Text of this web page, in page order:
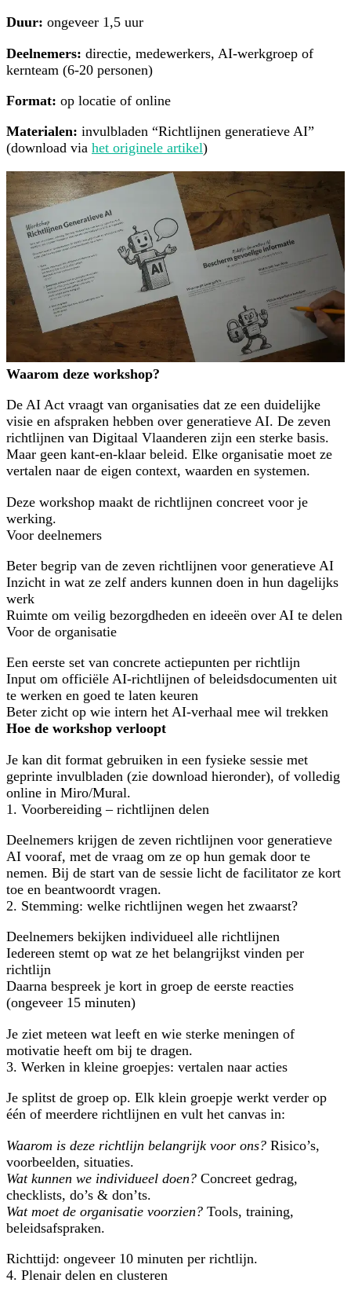
Duur: ongeveer 1,5 uur
Deelnemers: directie, medewerkers, AI-werkgroep of
kernteam (6-20 personen)
Format: op locatie of online
Materialen: invulbladen “Richtlijnen generatieve AI”
(download via het originele artikel)
Waarom deze workshop?
De AI Act vraagt van organisaties dat ze een duidelijke
visie en afspraken hebben over generatieve AI. De zeven
richtlijnen van Digitaal Vlaanderen zijn een sterke basis.
Maar geen kant-en-klaar beleid. Elke organisatie moet ze
vertalen naar de eigen context, waarden en systemen.
Deze workshop maakt de richtlijnen concreet voor je
werking.
Voor deelnemers
Beter begrip van de zeven richtlijnen voor generatieve AI
Inzicht in wat ze zelf anders kunnen doen in hun dagelijks
werk
Ruimte om veilig bezorgdheden en ideeën over AI te delen
Voor de organisatie
Een eerste set van concrete actiepunten per richtlijn
Input om officiële AI-richtlijnen of beleidsdocumenten uit
te werken en goed te laten keuren
Beter zicht op wie intern het AI-verhaal mee wil trekken
Hoe de workshop verloopt
Je kan dit format gebruiken in een fysieke sessie met
geprinte invulbladen (zie download hieronder), of volledig
online in Miro/Mural.
1. Voorbereiding – richtlijnen delen
Deelnemers krijgen de zeven richtlijnen voor generatieve
AI vooraf, met de vraag om ze op hun gemak door te
nemen. Bij de start van de sessie licht de facilitator ze kort
toe en beantwoordt vragen.
2. Stemming: welke richtlijnen wegen het zwaarst?
Deelnemers bekijken individueel alle richtlijnen
Iedereen stemt op wat ze het belangrijkst vinden per
richtlijn
Daarna bespreek je kort in groep de eerste reacties
(ongeveer 15 minuten)
Je ziet meteen wat leeft en wie sterke meningen of
motivatie heeft om bij te dragen.
3. Werken in kleine groepjes: vertalen naar acties
Je splitst de groep op. Elk klein groepje werkt verder op
één of meerdere richtlijnen en vult het canvas in:
Waarom is deze richtlijn belangrijk voor ons? Risico’s,
voorbeelden, situaties.
Wat kunnen we individueel doen? Concreet gedrag,
checklists, do’s & don’ts.
Wat moet de organisatie voorzien? Tools, training,
beleidsafspraken.
Richttijd: ongeveer 10 minuten per richtlijn.
4. Plenair delen en clusteren